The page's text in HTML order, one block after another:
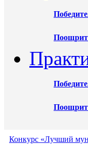
Конкурс «Лучший